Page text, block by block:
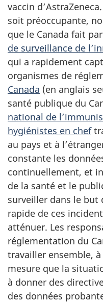
vaccin
soit préoccupante,
que le Canada fait
de surveillance de
qui a rapidement
organismes de
Canada (en anglais
santé publique du
national de
hygiénistes en chef
au pays et à
constante les
continuellement, et
de la santé et le
surveiller dans le but
rapide de ces
atténuer. Les
réglementation du
travailler ensemble,
mesure que la
à donner des
des données